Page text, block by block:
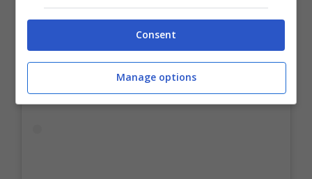
Visualizza questo post su Instagram
Consent
Manage options